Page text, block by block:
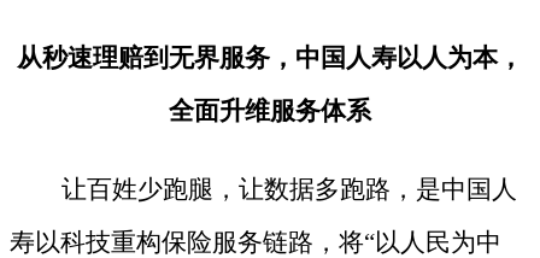
从秒速理赔到无界服务，中国人寿以人为本，
全面升维服务体系
让百姓少跑腿，让数据多跑路，是中国人
寿以科技重构保险服务链路，将“以人民为中